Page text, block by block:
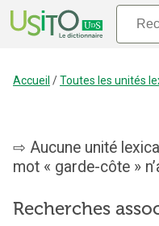
Accueil /Toutes les unités
Aucune unité
mot « garde-côte »
Recherches